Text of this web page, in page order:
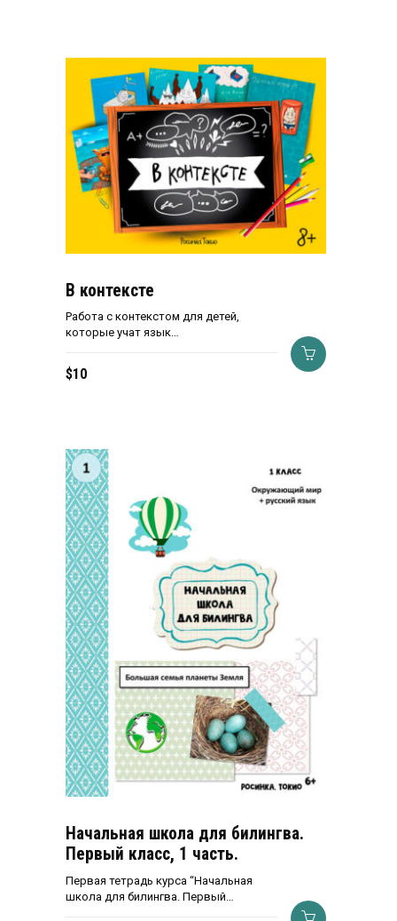
В контексте
Работа с контекстом для детей,
которые учат язык…
$10
Начальная школа для билингва.
Первый класс, 1 часть.
Первая тетрадь курса “Начальная
школа для билингва. Первый…